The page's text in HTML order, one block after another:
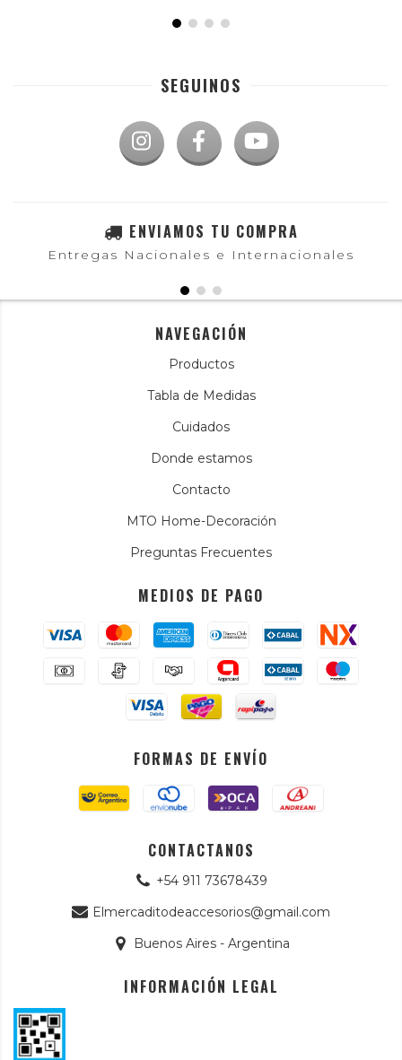
SEGUINOS
ENVIAMOS TU COMPRA
Entregas Nacionales e Internacionales
NAVEGACIÓN
Productos
Tabla de Medidas
Cuidados
Donde estamos
Contacto
MTO Home-Decoración
Preguntas Frecuentes
MEDIOS DE PAGO
FORMAS DE ENVÍO
CONTACTANOS
+54 911 73678439
Elmercaditodeaccesorios@gmail.com
Buenos Aires - Argentina
INFORMACIÓN LEGAL